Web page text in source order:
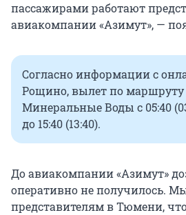
пассажирами работают
авиакомпании «Азимут», —
Согласно информации с
Рощино, вылет по
Минеральные Воды с 05:40
до 15:40 (13:40).
До авиакомпании «Азимут»
оперативно не получилось.
представителям в Тюмени,